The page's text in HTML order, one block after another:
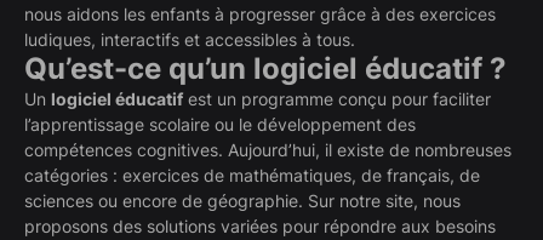
nous aidons les enfants à progresser grâce à des exercices
ludiques, interactifs et accessibles à tous.
Qu’est-ce qu’un logiciel éducatif ?
Un logiciel éducatif est un programme conçu pour faciliter
l’apprentissage scolaire ou le développement des
compétences cognitives. Aujourd’hui, il existe de nombreuses
catégories : exercices de mathématiques, de français, de
sciences ou encore de géographie. Sur notre site, nous
proposons des solutions variées pour répondre aux besoins